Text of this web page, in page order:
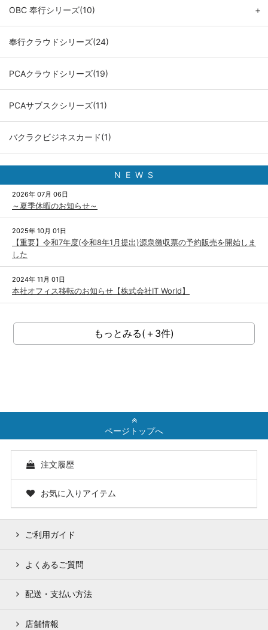
OBC 奉行シリーズ(10) ＋
奉行クラウドシリーズ(24)
PCAクラウドシリーズ(19)
PCAサブスクシリーズ(11)
バクラクビジネスカード(1)
N E W S
2026年 07月 06日
～夏季休暇のお知らせ～
2025年 10月 01日
【重要】令和7年度(令和8年1月提出)源泉徴収票の予約販売を開始しま
した
2024年 11月 01日
本社オフィス移転のお知らせ【株式会社IT World】
もっとみる(＋3件)
ページトップへ
注文履歴
お気に入りアイテム
ご利用ガイド
よくあるご質問
配送・支払い方法
店舗情報